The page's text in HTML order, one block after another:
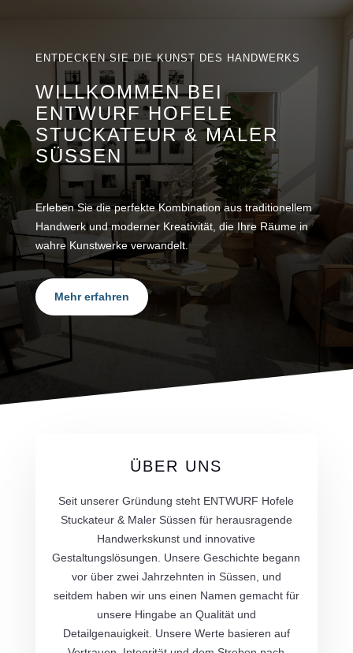
ENTDECKEN SIE DIE KUNST DES HANDWERKS
WILLKOMMEN BEI
ENTWURF HOFELE
STUCKATEUR & MALER
SÜSSEN
Erleben Sie die perfekte Kombination aus traditionellem
Handwerk und moderner Kreativität, die Ihre Räume in
wahre Kunstwerke verwandelt.
Mehr erfahren
ÜBER UNS
Seit unserer Gründung steht ENTWURF Hofele
Stuckateur & Maler Süssen für herausragende
Handwerkskunst und innovative
Gestaltungslösungen. Unsere Geschichte begann
vor über zwei Jahrzehnten in Süssen, und
seitdem haben wir uns einen Namen gemacht für
unsere Hingabe an Qualität und
Detailgenauigkeit. Unsere Werte basieren auf